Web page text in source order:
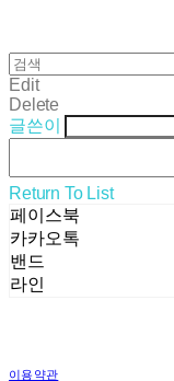
Edit
Delete
글쓴이
Return To List
페이스북
카카오톡
밴드
라인
이용약관